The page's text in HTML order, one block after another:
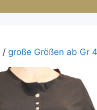
/ große Größen ab Gr